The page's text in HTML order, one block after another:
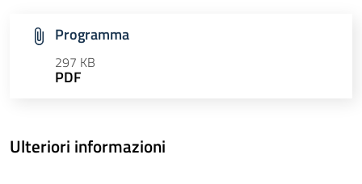
Programma
297 KB
PDF
Ulteriori informazioni